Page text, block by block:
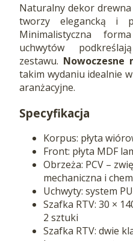
Naturalny dekor drewna
tworzy elegancką i
Minimalistyczna
uchwytów
zestawu. Nowoczesne
takim wydaniu idealnie
aranżacyjne.
Specyfikacja
Korpus: płyta
Front: płyta MDF
Obrzeża: PCV –
mechaniczna i
Uchwyty: system
Szafka RTV: 30 ×
2 sztuki
Szafka RTV: dwie